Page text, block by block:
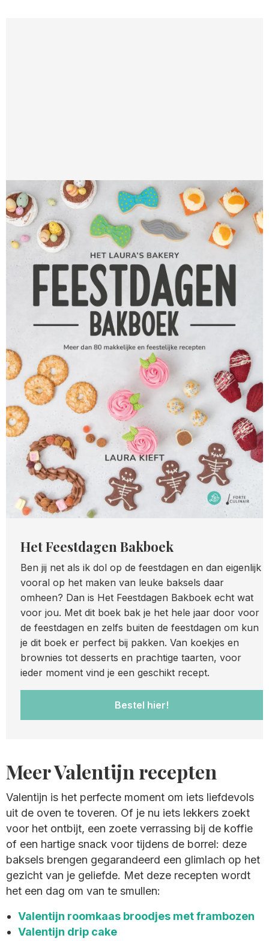
Het Feestdagen Bakboek
Ben jij net als ik dol op de feestdagen en dan eigenlijk
vooral op het maken van leuke baksels daar
omheen? Dan is Het Feestdagen Bakboek echt wat
voor jou. Met dit boek bak je het hele jaar door voor
de feestdagen en zelfs buiten de feestdagen om kun
je dit boek er perfect bij pakken. Van koekjes en
brownies tot desserts en prachtige taarten, voor
ieder moment vind je een geschikt recept.
Bestel hier!
Meer Valentijn recepten
Valentijn is het perfecte moment om iets liefdevols
uit de oven te toveren. Of je nu iets lekkers zoekt
voor het ontbijt, een zoete verrassing bij de koffie
of een hartige snack voor tijdens de borrel: deze
baksels brengen gegarandeerd een glimlach op het
gezicht van je geliefde. Met deze recepten wordt
het een dag om van te smullen:
Valentijn roomkaas broodjes met frambozen
Valentijn drip cake